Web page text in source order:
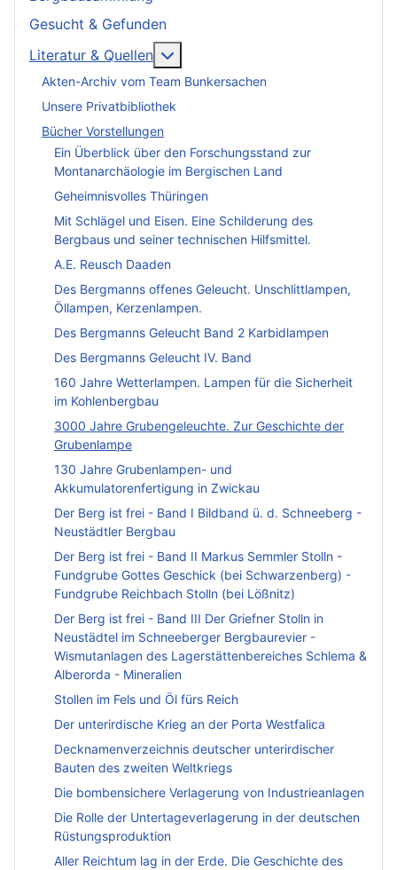
Gesucht & Gefunden
Literatur & Quellen
Akten-Archiv vom Team Bunkersachen
Unsere Privatbibliothek
Bücher Vorstellungen
Ein Überblick über den Forschungsstand zur
Montanarchäologie im Bergischen Land
Geheimnisvolles Thüringen
Mit Schlägel und Eisen. Eine Schilderung des
Bergbaus und seiner technischen Hilfsmittel.
A.E. Reusch Daaden
Des Bergmanns offenes Geleucht. Unschlittlampen,
Öllampen, Kerzenlampen.
Des Bergmanns Geleucht Band 2 Karbidlampen
Des Bergmanns Geleucht IV. Band
160 Jahre Wetterlampen. Lampen für die Sicherheit
im Kohlenbergbau
3000 Jahre Grubengeleuchte. Zur Geschichte der
Grubenlampe
130 Jahre Grubenlampen- und
Akkumulatorenfertigung in Zwickau
Der Berg ist frei - Band I Bildband ü. d. Schneeberg -
Neustädtler Bergbau
Der Berg ist frei - Band II Markus Semmler Stolln -
Fundgrube Gottes Geschick (bei Schwarzenberg) -
Fundgrube Reichbach Stolln (bei Lößnitz)
Der Berg ist frei - Band III Der Griefner Stolln in
Neustädtel im Schneeberger Bergbaurevier -
Wismutanlagen des Lagerstättenbereiches Schlema &
Alberorda - Mineralien
Stollen im Fels und Öl fürs Reich
Der unterirdische Krieg an der Porta Westfalica
Decknamenverzeichnis deutscher unterirdischer
Bauten des zweiten Weltkriegs
Die bombensichere Verlagerung von Industrieanlagen
Die Rolle der Untertageverlagerung in der deutschen
Rüstungsproduktion
Aller Reichtum lag in der Erde. Die Geschichte des